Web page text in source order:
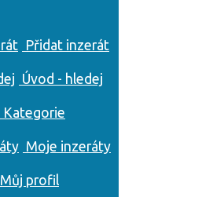
Přidat inzerát
Úvod - hledej
Kategorie
Moje inzeráty
Můj profil